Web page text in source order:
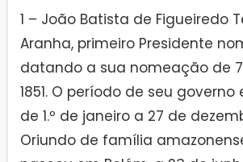
1 – João Batista de Figueiredo
Aranha, primeiro Presidente
datando a sua nomeação de
1851. O período de seu
de 1.º de janeiro a 27 de
Oriundo de família